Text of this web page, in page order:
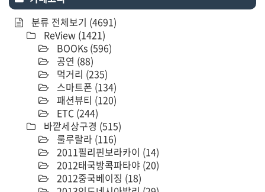
분류 전체보기 (4691)
ReView (1421)
BOOKs (596)
공연 (88)
먹거리 (235)
스마트폰 (134)
패션뷰티 (120)
ETC (244)
바깥세상구경 (515)
룰루랄라 (116)
2011필리핀보라카이 (14)
2012태국방콕파타야 (20)
2012중국베이징 (18)